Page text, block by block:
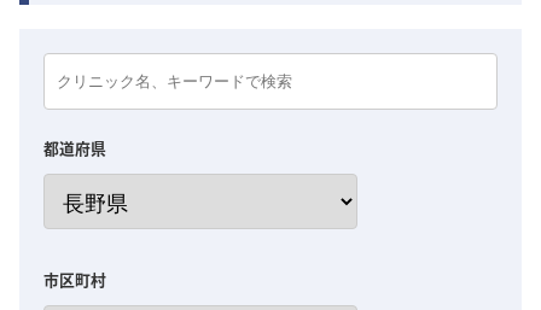
都道府県
市区町村